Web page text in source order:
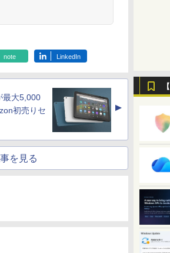
note LinkedIn
最大5,000
初売りセ
▲
を見る